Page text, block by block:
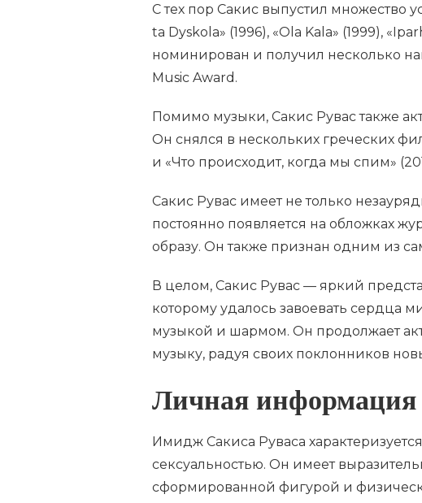
С тех пор Сакис выпустил множество
ta Dyskola» (1996), «Ola Kala» (1999),
номинирован и получил несколько
Music Award.
Помимо музыки, Сакис Рувас также
Он снялся в нескольких греческих
и «Что происходит, когда мы спим»
Сакис Рувас имеет не только
постоянно появляется на обложках
образу. Он также признан одним из
В целом, Сакис Рувас — яркий
которому удалось завоевать сердца
музыкой и шармом. Он продолжает
музыку, радуя своих поклонников
Личная информация
Имидж Сакиса Руваса
сексуальностью. Он имеет
сформированной фигурой и